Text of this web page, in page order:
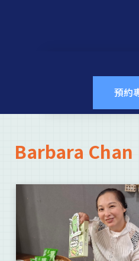
預約
Barbara Chan